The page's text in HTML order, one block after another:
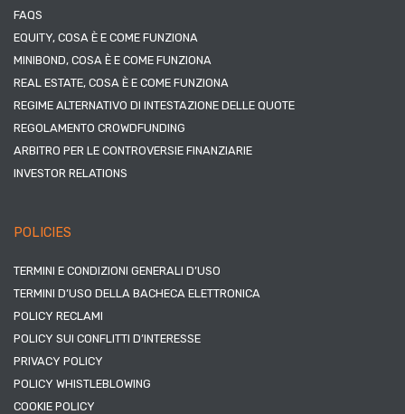
FAQS
EQUITY, COSA È E COME FUNZIONA
MINIBOND, COSA È E COME FUNZIONA
REAL ESTATE, COSA È E COME FUNZIONA
REGIME ALTERNATIVO DI INTESTAZIONE DELLE QUOTE
REGOLAMENTO CROWDFUNDING
ARBITRO PER LE CONTROVERSIE FINANZIARIE
INVESTOR RELATIONS
POLICIES
TERMINI E CONDIZIONI GENERALI D’USO
TERMINI D’USO DELLA BACHECA ELETTRONICA
POLICY RECLAMI
POLICY SUI CONFLITTI D’INTERESSE
PRIVACY POLICY
POLICY WHISTLEBLOWING
COOKIE POLICY